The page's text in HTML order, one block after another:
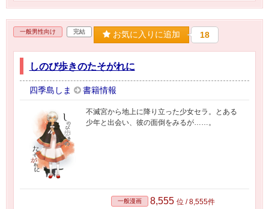
一般男性向け 完結 お気に入りに追加 18
しのび歩きのたそがれに
四季島しま 書籍情報
不滅宮から地上に降り立った少女セラ。とある
少年と出会い、彼の面倒をみるが……。
一般漫画 8,555 位 / 8,555件